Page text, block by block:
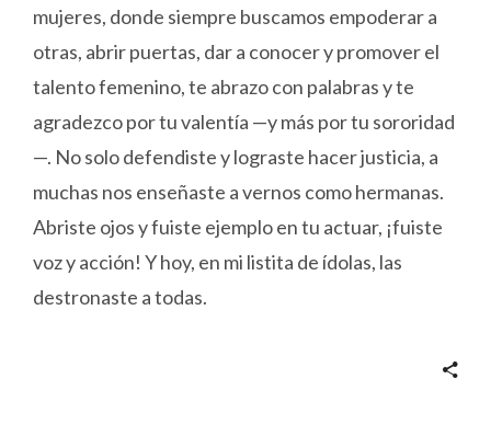
mujeres, donde siempre buscamos empoderar a
otras, abrir puertas, dar a conocer y promover el
talento femenino, te abrazo con palabras y te
agradezco por tu valentía —y más por tu sororidad
—. No solo defendiste y lograste hacer justicia, a
muchas nos enseñaste a vernos como hermanas.
Abriste ojos y fuiste ejemplo en tu actuar, ¡fuiste
voz y acción! Y hoy, en mi listita de ídolas, las
destronaste a todas.